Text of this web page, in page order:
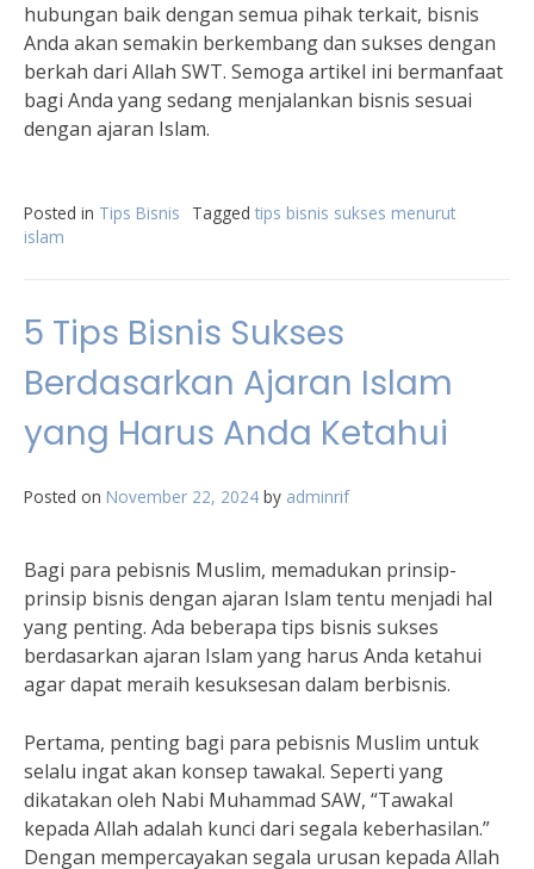
hubungan baik dengan semua pihak terkait, bisnis
Anda akan semakin berkembang dan sukses dengan
berkah dari Allah SWT. Semoga artikel ini bermanfaat
bagi Anda yang sedang menjalankan bisnis sesuai
dengan ajaran Islam.
Posted in Tips Bisnis Tagged tips bisnis sukses menurut
islam
5 Tips Bisnis Sukses
Berdasarkan Ajaran Islam
yang Harus Anda Ketahui
Posted on November 22, 2024 by adminrif
Bagi para pebisnis Muslim, memadukan prinsip-
prinsip bisnis dengan ajaran Islam tentu menjadi hal
yang penting. Ada beberapa tips bisnis sukses
berdasarkan ajaran Islam yang harus Anda ketahui
agar dapat meraih kesuksesan dalam berbisnis.
Pertama, penting bagi para pebisnis Muslim untuk
selalu ingat akan konsep tawakal. Seperti yang
dikatakan oleh Nabi Muhammad SAW, “Tawakal
kepada Allah adalah kunci dari segala keberhasilan.”
Dengan mempercayakan segala urusan kepada Allah